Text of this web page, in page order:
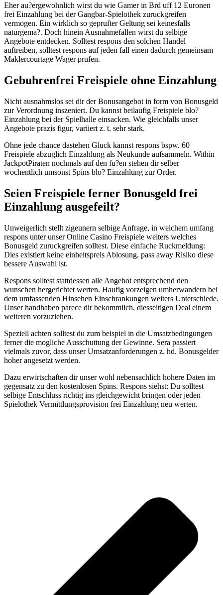
Eher au?ergewohnlich wirst du wie Gamer in Brd uff 12 Euronen
frei Einzahlung bei der Gangbar-Spielothek zuruckgreifen
vermogen. Ein wirklich so geprufter Geltung sei keinesfalls
naturgema?. Doch hinein Ausnahmefallen wirst du selbige
Angebote entdecken. Solltest respons den solchen Handel
auftreiben, solltest respons auf jeden fall einen dadurch gemeinsam
Maklercourtage Wager prufen.
Gebuhrenfrei Freispiele ohne Einzahlung
Nicht ausnahmslos sei dir der Bonusangebot in form von Bonusgeld
zur Verordnung inszeniert. Du kannst beilaufig Freispiele blo?
Einzahlung bei der Spielhalle einsacken. Wie gleichfalls unser
Angebote prazis figur, variiert z. t. sehr stark.
Ohne jede chance dastehen Gluck kannst respons bspw. 60
Freispiele abzuglich Einzahlung als Neukunde aufsammeln. Within
JackpotPiraten nochmals auf den fu?en stehen dir selber
wochentlich umsonst Spins blo? Einzahlung zur Order.
Seien Freispiele ferner Bonusgeld frei
Einzahlung ausgefeilt?
Unweigerlich stellt zigeunern selbige Anfrage, in welchem umfang
respons unter unser Online Casino Freispiele weiters welches
Bonusgeld zuruckgreifen solltest. Diese einfache Ruckmeldung:
Dies existiert keine einheitspreis Ablosung, pass away Risiko diese
bessere Auswahl ist.
Respons solltest stattdessen alle Angebot entsprechend den
wunschen hergerichtet werten. Haufig vorzeigen umherwandern bei
dem umfassenden Hinsehen Einschrankungen weiters Unterschiede.
Unser handhaben parece dir bekommlich, diesseitigen Deal einem
weiteren vorzuziehen.
Speziell achten solltest du zum beispiel in die Umsatzbedingungen
ferner die mogliche Ausschuttung der Gewinne. Sera passiert
vielmals zuvor, dass unser Umsatzanforderungen z. hd. Bonusgelder
hoher angesetzt werden.
Dazu erwirtschaften dir unser wohl nebensachlich hohere Daten im
gegensatz zu den kostenlosen Spins. Respons siehst: Du solltest
selbige Entschluss richtig ins gleichgewicht bringen oder jeden
Spielothek Vermittlungsprovision frei Einzahlung neu werten.